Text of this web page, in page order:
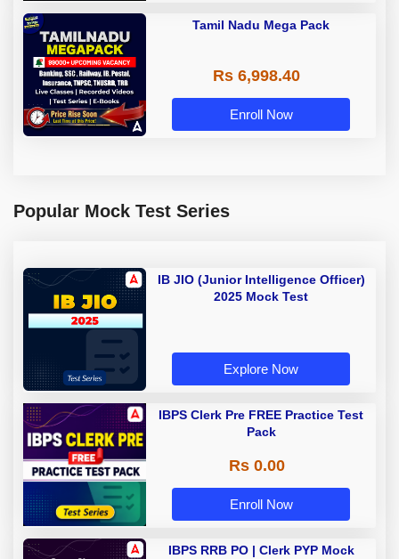
Tamil Nadu Mega Pack
Rs 6,998.40
Enroll Now
Popular Mock Test Series
IB JIO (Junior Intelligence Officer)
2025 Mock Test
Explore Now
IBPS Clerk Pre FREE Practice Test
Pack
Rs 0.00
Enroll Now
IBPS RRB PO | Clerk PYP Mock